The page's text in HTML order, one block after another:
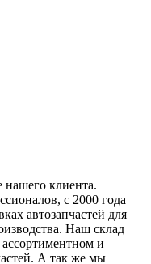
нашего клиента.
с 2000 года
автозапчастей для
Наш склад
и
А так же мы